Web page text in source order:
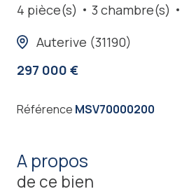
4 pièce(s)
3 chambre(s)
Auterive (31190)
297 000 €
Référence MSV70000200
a propos
de ce bien